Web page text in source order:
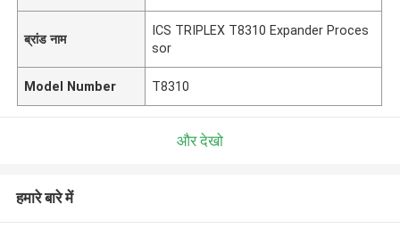
ब्रांड नाम
ICS TRIPLEX T8310 Expander Proces
sor
Model Number T8310
और देखो
हमारे बारे में